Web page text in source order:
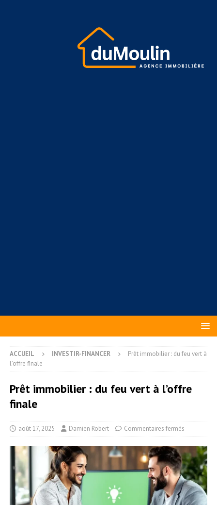
ACCUEIL INVESTIR-FINANCER
Prêt immobilier : du feu vert à
l’offre finale
Prêt immobilier : du feu vert à l’offre
finale
août 17, 2025 Damien Robert Commentaires fermés